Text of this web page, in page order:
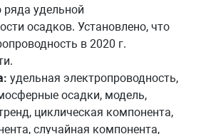
ряда удельной
осадков. Установлено, что
в 2020 г.
удельная электропроводность,
осадки, модель,
циклическая компонента,
случайная компонента,